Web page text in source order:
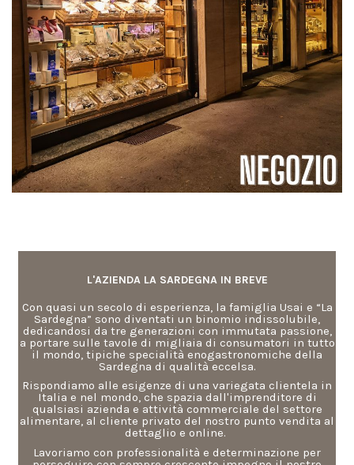
L'AZIENDA LA SARDEGNA IN BREVE
Con quasi un secolo di esperienza, la famiglia Usai e “La
Sardegna” sono diventati un binomio indissolubile,
dedicandosi da tre generazioni con immutata passione,
a portare sulle tavole di migliaia di consumatori in tutto
il mondo, tipiche specialità enogastronomiche della
Sardegna di qualità eccelsa.
Rispondiamo alle esigenze di una variegata clientela in
Italia e nel mondo, che spazia dall'imprenditore di
qualsiasi azienda e attività commerciale del settore
alimentare, al cliente privato del nostro punto vendita al
dettaglio e online.
Lavoriamo con professionalità e determinazione per